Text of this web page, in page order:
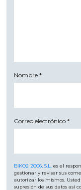
Nombre*
Correo electrónico*
BIKO2 2006, S.L. es el
gestionar y revisar sus
autorizar los mismos.
supresión de sus datos así